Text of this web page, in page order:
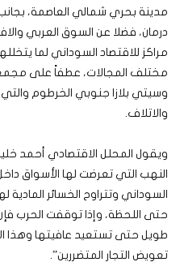
مدينة بحري شمالي العاصمة،
درمان، فضلا عن السوق العربي
مراكز للاقتصاد السوداني لما
مختلف المجالات، عطفاً على
وسيتي بلازا جنوبي الخرطوم
والاتلاف.
ويقول المحلل الاقتصادي أحمد
النهب التي تعرضت لها الأسواق
حتى اللحظة، وإذا توقفت الحرب
طويل حتى تستعيد عافيتها وهذا
تعويض التجار المتضررين”.